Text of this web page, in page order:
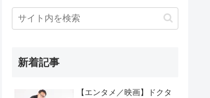
新着記事
【エンタメ／映画】ドクタ